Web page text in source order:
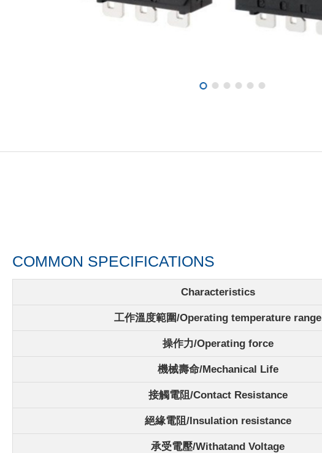
COMMON SPECIFICATIONS
Characteristics
工作溫度範圍/Operating temperature range
操作力/Operating force
機械壽命/Mechanical Life
接觸電阻/Contact Resistance
絕緣電阻/Insulation resistance
承受電壓/Withatand Voltage